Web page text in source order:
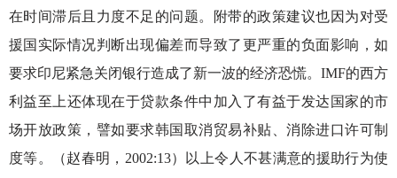
在时间滞后且力度不足的问题。附带的政策建议也因为对受
援国实际情况判断出现偏差而导致了更严重的负面影响，如
要求印尼紧急关闭银行造成了新一波的经济恐慌。IMF的西方
利益至上还体现在于贷款条件中加入了有益于发达国家的市
场开放政策，譬如要求韩国取消贸易补贴、消除进口许可制
度等。（赵春明，2002:13）以上令人不甚满意的援助行为使